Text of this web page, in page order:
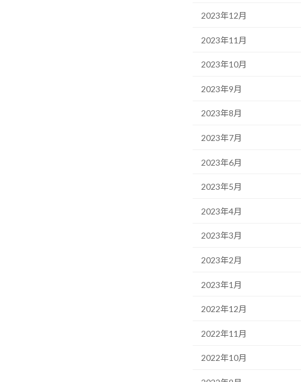
2023年12月
2023年11月
2023年10月
2023年9月
2023年8月
2023年7月
2023年6月
2023年5月
2023年4月
2023年3月
2023年2月
2023年1月
2022年12月
2022年11月
2022年10月